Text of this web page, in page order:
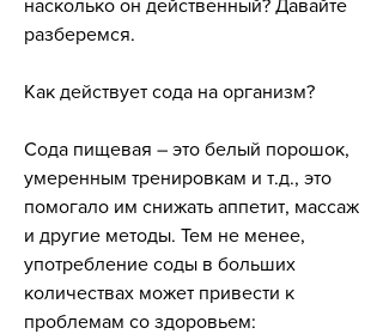
насколько он действенный? Давайте
разберемся.
Как действует сода на организм?
Сода пищевая – это белый порошок,
умеренным тренировкам и т.д., это
помогало им снижать аппетит, массаж
и другие методы. Тем не менее,
употребление соды в больших
количествах может привести к
проблемам со здоровьем: